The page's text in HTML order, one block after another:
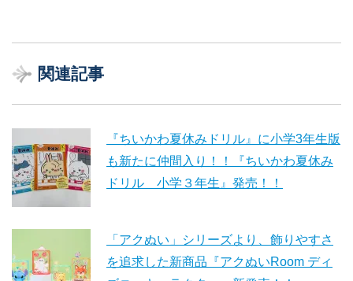
関連記事
『ちいかわ夏休みドリル』に小学3年生版
も新たに仲間入り！！『ちいかわ夏休み
ドリル 小学３年生』発売！！
「アクぬい」シリーズより、飾りやすさ
を追求した新商品『アクぬいRoom ディ